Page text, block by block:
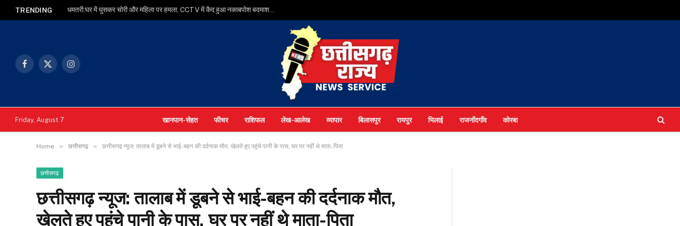
TRENDING धमतरी:घर में घुसकर चोरी और महिला पर हमला, CCTV में कैद हुआ नकाबपोश बदमाश…
Facebook
X
Instagram
Friday, August 7 खानपान-सेहत फीचर राशिफल लेख-आलेख व्यापार बिलासपुर रायपुर भिलाई राजनाँदगाँव कोरबा
Home » छत्तीसगढ़ » छत्तीसगढ़ न्यूज: तालाब में डूबने से भाई-बहन की दर्दनाक मौत, खेलते हुए पहुंचे पानी के पास, घर पर नहीं थे माता-पिता
छत्तीसगढ़
छत्तीसगढ़ न्यूज: तालाब में डूबने से भाई-बहन की दर्दनाक मौत,
खेलते हुए पहुंचे पानी के पास, घर पर नहीं थे माता-पिता